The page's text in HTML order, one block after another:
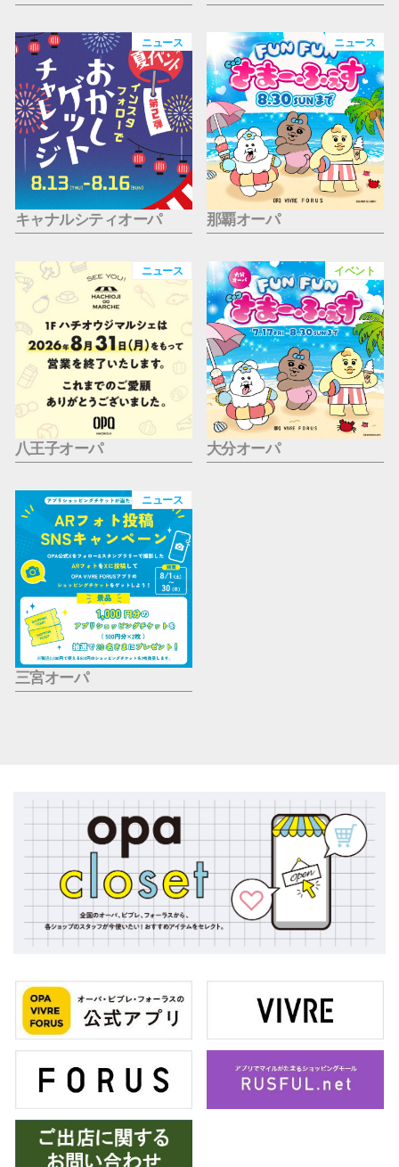
ニュース
キャナルシティオーパ
ニュース
那覇オーパ
ニュース
八王子オーパ
イベント
大分オーパ
ニュース
三宮オーパ